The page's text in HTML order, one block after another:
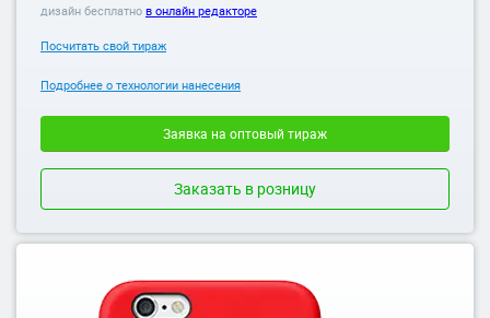
дизайн бесплатно в онлайн редакторе
Посчитать свой тираж
Подробнее о технологии нанесения
Заявка на оптовый тираж
Заказать в розницу